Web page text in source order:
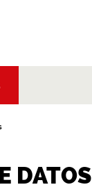
DATOS